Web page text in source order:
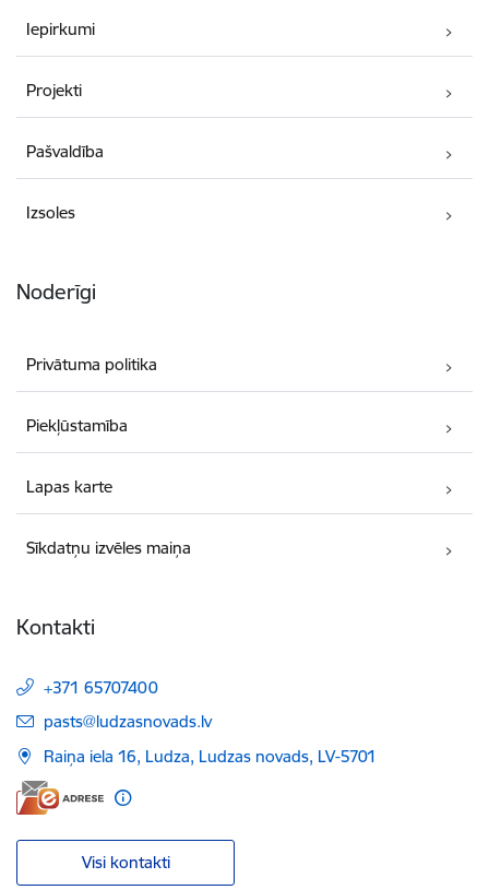
Iepirkumi
Projekti
Pašvaldība
Izsoles
Noderīgi
Privātuma politika
Piekļūstamība
Lapas karte
Sīkdatņu izvēles maiņa
Kontakti
+371 65707400
E-pasts:
pasts@ludzasnovads.lv
Raiņa iela 16, Ludza, Ludzas novads, LV-5701
Visi kontakti